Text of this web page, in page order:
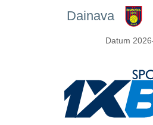
Dainava
Datum